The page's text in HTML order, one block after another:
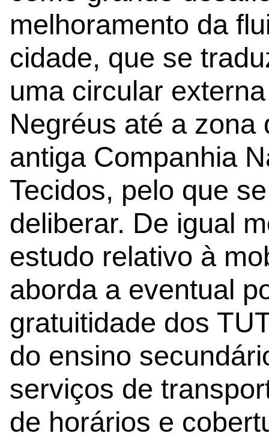
melhoramento da
cidade, que se
uma circular
Negréus até a zona
antiga Companhia
Tecidos, pelo que
deliberar. De igual
estudo relativo à
aborda a eventual
gratuitidade dos
do ensino
serviços de
de horários e